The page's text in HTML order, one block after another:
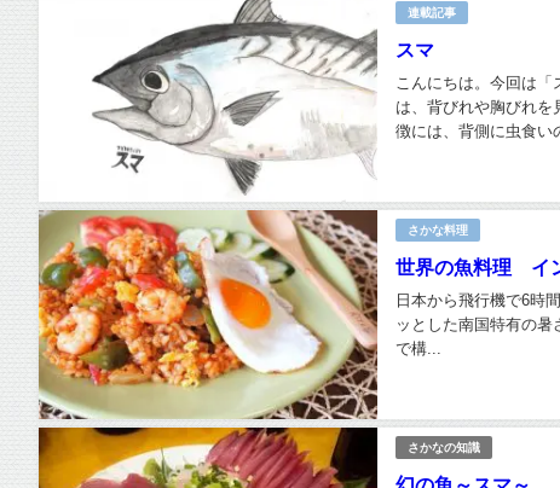
連載記事
スマ
こんにちは。今回は
は、背びれや胸びれを
徴には、背側に虫食い
さかな料理
世界の魚料理 イ
日本から飛行機で6時
ッとした南国特有の
で構...
さかなの知識